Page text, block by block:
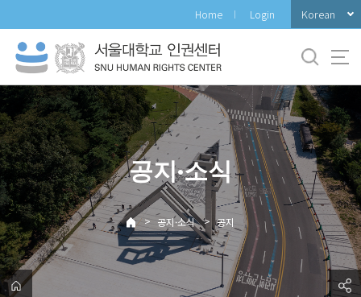
로
메
뉴
Home Login Korean
공지·소식
> 공지·소식 > 공지